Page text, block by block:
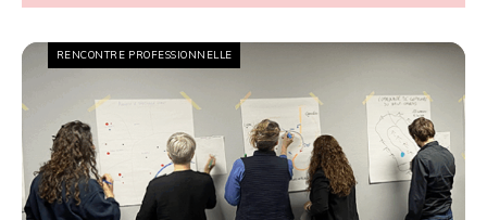
RENCONTRE PROFESSIONNELLE